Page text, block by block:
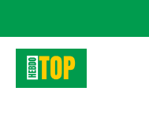
Aller
contenu